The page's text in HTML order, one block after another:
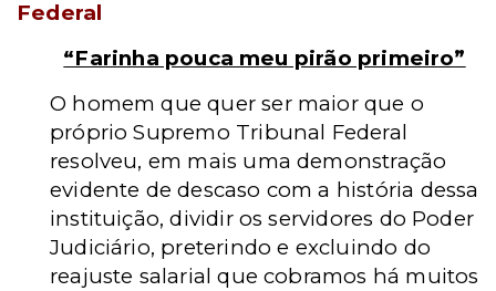
Federal
“Farinha pouca meu pirão primeiro”
O homem que quer ser maior que o
próprio Supremo Tribunal Federal
resolveu, em mais uma demonstração
evidente de descaso com a história dessa
instituição, dividir os servidores do Poder
Judiciário, preterindo e excluindo do
reajuste salarial que cobramos há muitos